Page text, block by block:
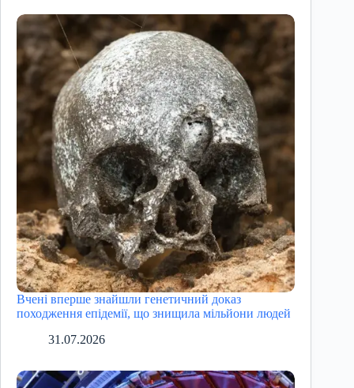
Вчені вперше знайшли генетичний доказ
походження епідемії, що знищила мільйони людей
31.07.2026